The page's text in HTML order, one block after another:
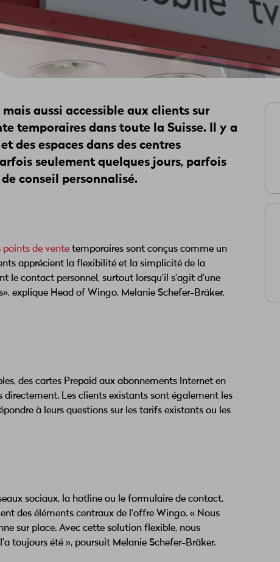
aussi accessible aux clients sur
temporaires dans toute la Suisse. Il y a
des espaces dans des centres
seulement quelques jours, parfois
conseil personnalisé.
points de vente temporaires sont conçus comme un
apprécient la flexibilité et la simplicité de la
le contact personnel, surtout lorsqu'il s'agit d'une
explique Head of Wingo, Melanie Schefer-Bräker.
des cartes Prepaid aux abonnements Internet en
Les clients existants sont également les
à leurs questions sur les tarifs existants ou les
sociaux, la hotline ou le formulaire de contact.
des éléments centraux de l'offre Wingo. « Nous
sur place. Avec cette solution flexible, nous
toujours été », poursuit Melanie Schefer-Bräker.